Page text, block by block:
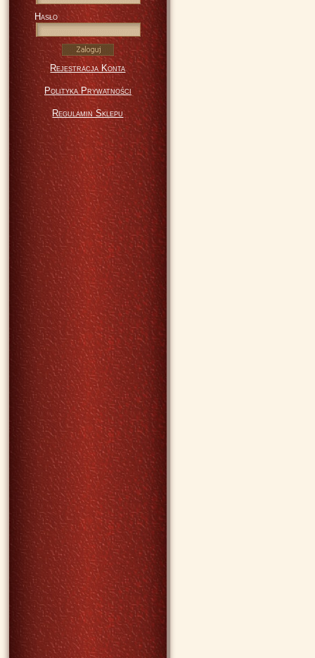
Hasło
Rejestracja Konta
Polityka Prywatności
Regulamin Sklepu